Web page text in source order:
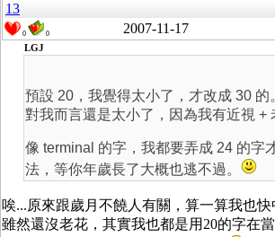
13
0 0 2007-11-17
LGJ
預設 20，我覺得太小了，才改成 30 的
對我而言還是太小了，因為我有近視 +
像 terminal 的字，我都要弄成 24 的字
法，等你年歲長了大概也逃不過。
唉...原來跟歲月不饒人有關，算一算我也快
雖然還沒老花，其實我也都是用20的字在